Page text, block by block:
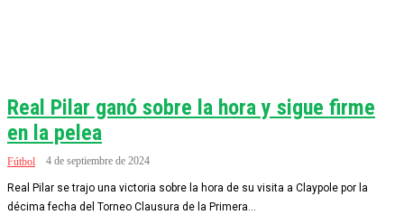
Real Pilar ganó sobre la hora y sigue firme
en la pelea
Fútbol 4 de septiembre de 2024
Real Pilar se trajo una victoria sobre la hora de su visita a Claypole por la
décima fecha del Torneo Clausura de la Primera...